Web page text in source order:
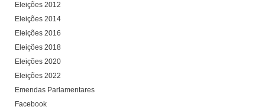
Eleições 2012
Eleições 2014
Eleições 2016
Eleições 2018
Eleições 2020
Eleições 2022
Emendas Parlamentares
Facebook